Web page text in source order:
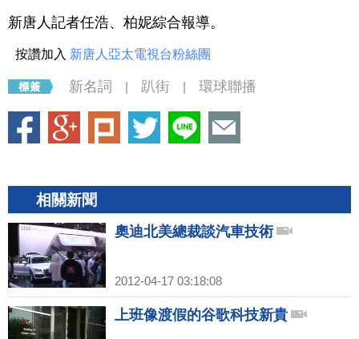
新唐人記者任浩、柏妮綜合報導。
按讚加入 新唐人亞太電視台粉絲團
新名詞 趴街 環球聯播
相關新聞
奧迪北美總裁談汽車技術
2012-04-17 03:18:08
上班像渡假的谷歌科技新貴